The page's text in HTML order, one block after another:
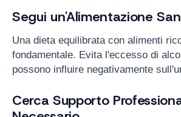
Segui un'Alimentazione
Una dieta equilibrata con alimenti
fondamentale. Evita l'eccesso di
possono influire negativamente
Cerca Supporto